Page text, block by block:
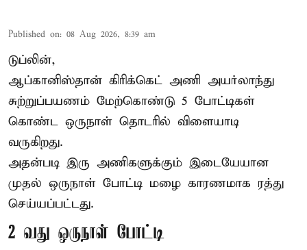
Published on: 08 Aug 2026, 8:39 am
டுப்லின்,
ஆப்கானிஸ்தான் கிரிக்கெட் அணி அயர்லாந்து
சுற்றுப்பயணம் மேற்கொண்டு 5 போட்டிகள்
கொண்ட ஒருநாள் தொடரில் விளையாடி
வருகிறது.
அதன்படி இரு அணிகளுக்கும் இடையேயான
முதல் ஒருநாள் போட்டி மழை காரணமாக ரத்து
செய்யப்பட்டது.
2 வது ஒருநாள் போட்டி